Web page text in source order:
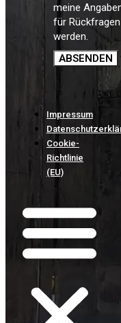
meine
für
werden.
ABSENDEN
Impressum
Cookie-
Richtlinie
(EU)